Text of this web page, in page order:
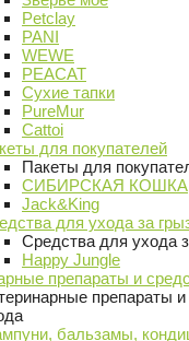
Petclay
PANI
WEWE
PEACAT
Сухие тапки
PureMur
Cattoi
для покупателей
Пакеты для
СИБИРСКАЯ КОШКА
Jack&King
для ухода за
Средства для ухода
Happy Jungle
препараты и
препараты
бальзамы,